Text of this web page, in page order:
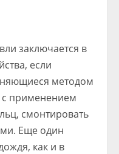
заключается в
если
методом
с применением
смонтировать
Еще один
как и в